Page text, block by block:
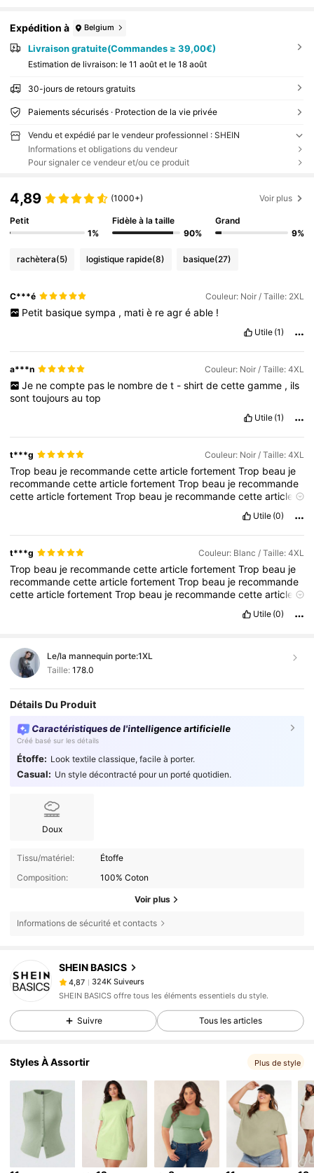
Expédition à Belgium
Livraison gratuite(Commandes ≥ 39,00€)
Estimation de livraison: le 11 août et le 18 août
30-jours de retours gratuits
Paiements sécurisés · Protection de la vie privée
Vendu et expédié par le vendeur professionnel : SHEIN
Informations et obligations du vendeur
Pour signaler ce vendeur et/ou ce produit
4,89 (1000+) Voir plus
Petit
1%
Fidèle à la taille
90%
Grand
9%
rachètera(5) logistique rapide(8) basique(27)
C***é Couleur: Noir / Taille: 2XL
Petit basique sympa , mati è re agr é able !
Utile (1)
a***n Couleur: Noir / Taille: 4XL
Je ne compte pas le nombre de t - shirt de cette gamme , ils
sonttoujoursautop
Utile (1)
t***g Couleur: Noir / Taille: 4XL
Trop beau je recommandecettearticlefortementTrop beau je
recommandecettearticlefortementTrop beau je recommande
cettearticlefortementTrop beau je recommandecettearticle
Utile (0)
t***g Couleur: Blanc / Taille: 4XL
Trop beau je recommandecettearticlefortementTrop beau je
recommandecettearticlefortementTrop beau je recommande
cettearticlefortementTrop beau je recommandecettearticle
Utile (0)
Le/la mannequin porte:1XL
Taille: 178.0
Détails Du Produit
Caractéristiques de l'intelligence artificielle
Créé basé sur les détails
Étoffe: Look textile classique, facile à porter.
Casual: Un style décontracté pour un porté quotidien.
Doux
Tissu/matériel:
Étoffe
Composition:
100% Coton
Voir plus
Informations de sécurité et contacts
SHEIN BASICS
4,87
324K Suiveurs
g***4est en train de naviguer
4,87
324K Suiveurs
4,87 324K Suiveurs
4,87
324K Suiveurs
324K Suiveurs
324K Suiveurs
324K Suiveurs
SHEIN BASICS offre tous les éléments essentiels du style.
Suivre Tous les articles
Styles À Assortir Plus de style